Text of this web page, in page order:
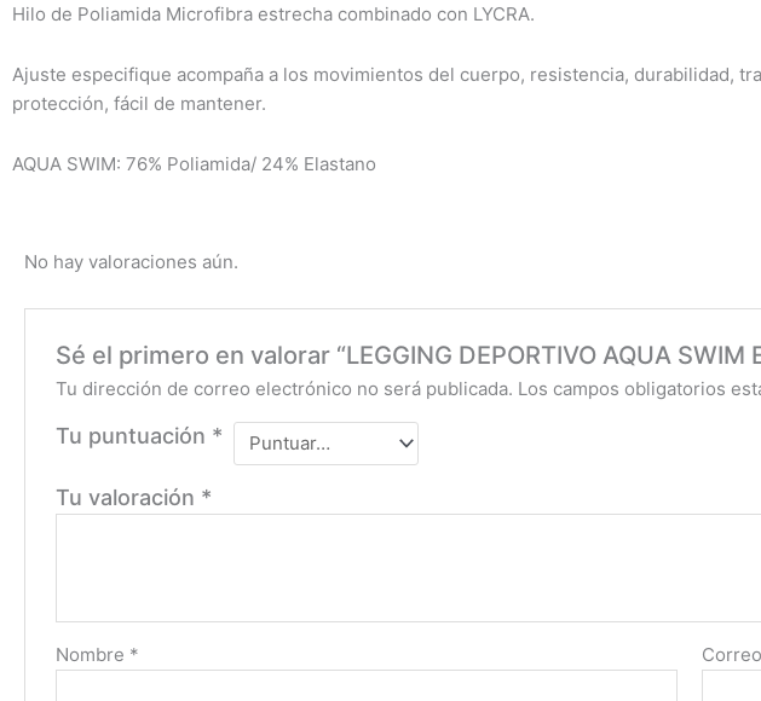
Hilo de Poliamida Microfibra estrecha combinado con LYCRA.
Ajuste especifique acompaña a los movimientos del cuerpo, resistencia, durabilidad,
protección, fácil de mantener.
AQUA SWIM: 76% Poliamida/ 24% Elastano
No hay valoraciones aún.
Sé el primero en valorar “LEGGING DEPORTIVO AQUA SWIM
Tu dirección de correo electrónico no será publicada. Los campos obligatorios
Tu puntuación *
Tu valoración *
Nombre *